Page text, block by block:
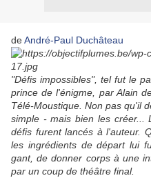
deAndré-Paul Duchâteau
"Défis impossibles", tel fut le
prince de l'énigme, par Alain
Télé-Moustique. Non pas qu'il
simple - mais bien les créer...
défis furent lancés à l'auteur.
les ingrédients de départ lui
gant, de donner corps à une
par un coup de théâtre final.